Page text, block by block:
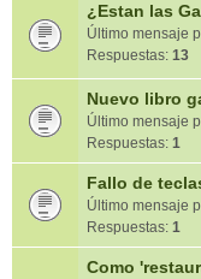
¿Estan las
Último mensaje
Respuestas: 13
Nuevo libro
Último mensaje
Respuestas: 1
Fallo de
Último mensaje
Respuestas: 1
Como